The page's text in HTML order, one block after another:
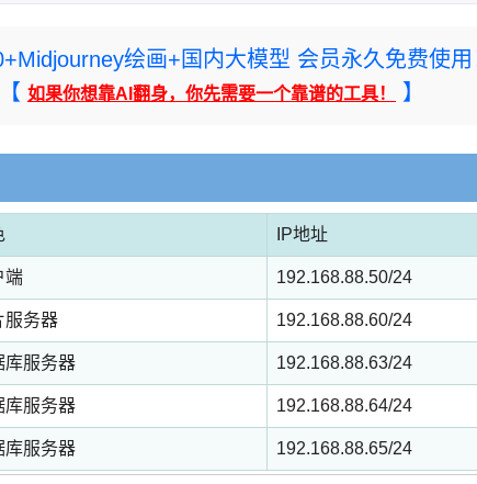
绘画+国内大模型 会员永久免费使用
【 如果你想靠AI翻身，你先需要一个靠谱的工具！ 】
IP地址
端 192.168.88.50/24
服务器 192.168.88.60/24
库服务器 192.168.88.63/24
库服务器 192.168.88.64/24
库服务器 192.168.88.65/24